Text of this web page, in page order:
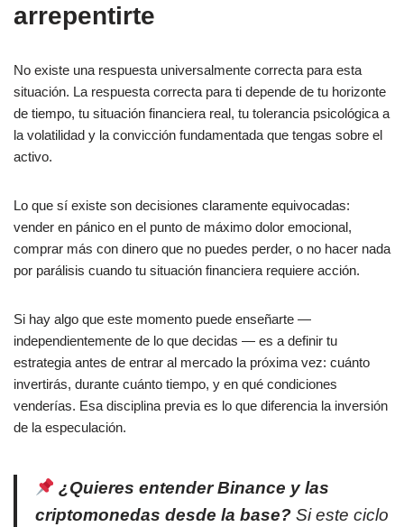
arrepentirte
No existe una respuesta universalmente correcta para esta
situación. La respuesta correcta para ti depende de tu horizonte
de tiempo, tu situación financiera real, tu tolerancia psicológica a
la volatilidad y la convicción fundamentada que tengas sobre el
activo.
Lo que sí existe son decisiones claramente equivocadas:
vender en pánico en el punto de máximo dolor emocional,
comprar más con dinero que no puedes perder, o no hacer nada
por parálisis cuando tu situación financiera requiere acción.
Si hay algo que este momento puede enseñarte —
independientemente de lo que decidas — es a definir tu
estrategia antes de entrar al mercado la próxima vez: cuánto
invertirás, durante cuánto tiempo, y en qué condiciones
venderías. Esa disciplina previa es lo que diferencia la inversión
de la especulación.
¿Quieres entender Binance y las
criptomonedas desde la base? Si este ciclo